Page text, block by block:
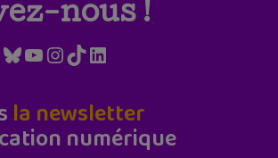
nous !
Bluesky
YouTube
Instagram
TikTokLinkedIn
la newsletter
numérique